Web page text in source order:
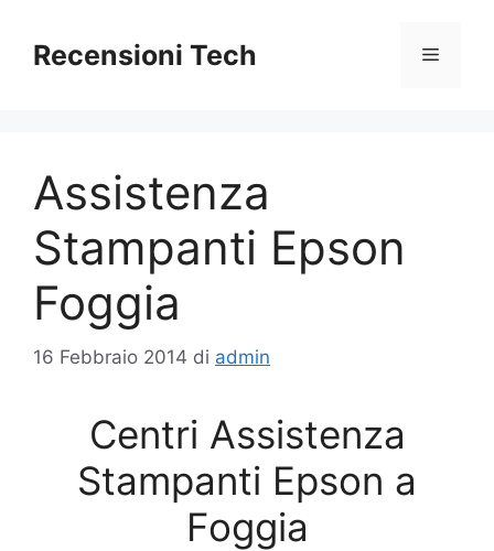
contenuto
Recensioni Tech Menu
Assistenza
Stampanti Epson
Foggia
16 Febbraio 2014 di admin
Centri Assistenza
Stampanti Epson a
Foggia